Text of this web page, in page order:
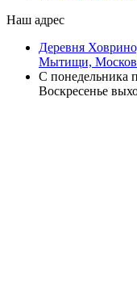
Наш адрес
Деревня
Мытищи,
С понедельника
Воскресенье